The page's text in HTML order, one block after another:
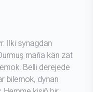
Ilki synagdan
maňa kän zat
Belli derejede
bilemok, dynan